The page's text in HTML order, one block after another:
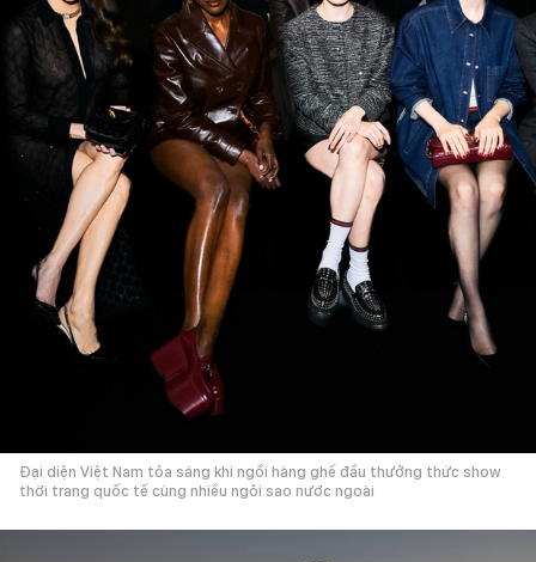
Đại diện Việt Nam tỏa sáng khi ngồi hàng ghế đầu thưởng thức show
thời trang quốc tế cùng nhiều ngôi sao nước ngoài